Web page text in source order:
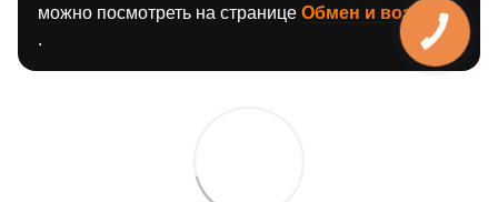
можно посмотреть на странице Обмен и возврат
.